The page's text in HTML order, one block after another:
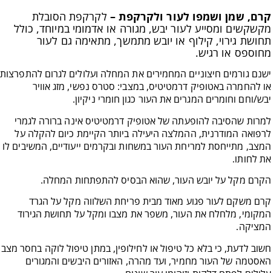
קרם, שמן ושמפו לעור ולקרקפת – לקרקפת הסובלת
מקשקשים ומסייע לעור יבש, מגורה או אדמומי במיוחד, כולל
תחושת גירוי, קילוף או יובש מתמשך, מתאימה גם לעור
מחוספס או רגיש.
ישנם גורמים חיצוניים המחמירים את המחלה ועלולים לגרום להתפרצות
או להחמרה באטופיק דרמטיטיס, במצבי: סטרס נפשי, מזג אוויר
יבש/וחם וחומרים המגרים את העור כגון חומרי ניקיון.
למרות שהסיבה להופעתה של אטופיק דרמטיטיס אינה ברורה לגמרי
לרפואה המודרנית, ההמלצה היעילה ביותר הקיימת כיום להקלה על
המצב, מתייחסת למריחת העור במשחות ובקרמים ייעודיים, המשיבים לו
את לחותו.
הקרם מקל על יובש העור, שהוא הבסיס להתפתחות המחלה.
קרם משקם לעור פגוע מאוד מבית פריחת השלווה מקל על הגרד
המקומי, מלחלח את העור, משפר את מצבו ומקל על תחושת הגירוד
המציקה.
חשוב לדעת, כי בלא כל טיפול או לחילופין, במתן טיפול לוקה בחסר מצב
האסטמה של העור מחמיר, ועד מהרה, האזורים היבשים והמגורים